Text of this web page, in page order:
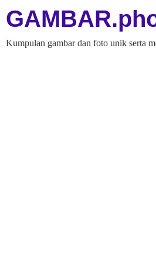
Kumpulan gambar dan foto unik serta